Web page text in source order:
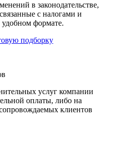
в законодательстве,
с налогами и
удобном формате.
подборку
услуг компании
оплаты, либо на
клиентов